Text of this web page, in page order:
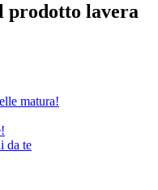
prodotto lavera
matura!
da te